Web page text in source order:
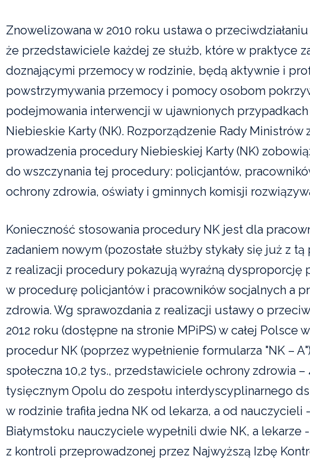
Znowelizowana w 2010 roku ustawa o
że przedstawiciele każdej ze służb, które w praktyce
doznającymi przemocy w rodzinie, będą aktywnie i
powstrzymywania przemocy i pomocy osobom
podejmowania interwencji w ujawnionych
Niebieskie Karty (NK). Rozporządzenie Rady Ministrów
prowadzenia procedury Niebieskiej Karty (NK)
do wszczynania tej procedury: policjantów,
ochrony zdrowia, oświaty i gminnych komisji
Konieczność stosowania procedury NK jest dla
zadaniem nowym (pozostałe służby stykały się już z
z realizacji procedury pokazują wyraźną dysproporcję
w procedurę policjantów i pracowników socjalnych a
zdrowia. Wg sprawozdania z realizacji ustawy o
2012 roku (dostępne na stronie MPiPS) w całej Polsce
procedur NK (poprzez wypełnienie formularza "NK –
społeczna 10,2 tys., przedstawiciele ochrony zdrowia –
tysięcznym Opolu do zespołu interdyscyplinarnego
w rodzinie trafiła jedna NK od lekarza, a od
Białymstoku nauczyciele wypełnili dwie NK, a lekarze
z kontroli przeprowadzonej przez Najwyższą Izbę